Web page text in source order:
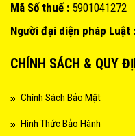
Mã Số thuế : 5901041272
Người đại diện pháp Luật :
CHÍNH SÁCH & QUY
Chính Sách Bảo Mật
Hình Thức Bảo Hành